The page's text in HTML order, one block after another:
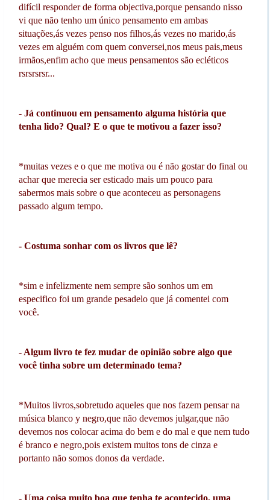
difícil responder de forma objectiva,porque pensando nisso
vi que não tenho um único pensamento em ambas
situações,ás vezes penso nos filhos,ás vezes no marido,ás
vezes em alguém com quem conversei,nos meus pais,meus
irmãos,enfim acho que meus pensamentos são ecléticos
rsrsrsrsr...
- Já continuou em pensamento alguma história que
tenha lido? Qual? E o que te motivou a fazer isso?
*muitas vezes e o que me motiva ou é não gostar do final ou
achar que merecia ser esticado mais um pouco para
sabermos mais sobre o que aconteceu as personagens
passado algum tempo.
- Costuma sonhar com os livros que lê?
*sim e infelizmente nem sempre são sonhos um em
especifico foi um grande pesadelo que já comentei com
você.
- Algum livro te fez mudar de opinião sobre algo que
você tinha sobre um determinado tema?
*Muitos livros,sobretudo aqueles que nos fazem pensar na
música blanco y negro,que não devemos julgar,que não
devemos nos colocar acima do bem e do mal e que nem tudo
é branco e negro,pois existem muitos tons de cinza e
portanto não somos donos da verdade.